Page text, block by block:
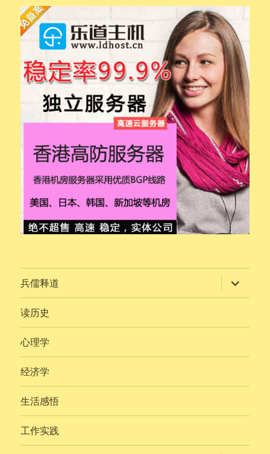
兵儒释道 展
开
子
读历史
心理学
经济学
生活感悟
工作实践